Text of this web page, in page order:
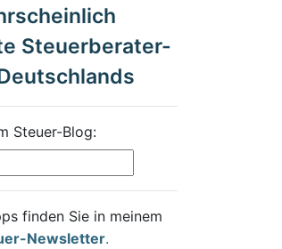
Steuerberater-
Steuer-Blog:
finden Sie in meinem
Newsletter.